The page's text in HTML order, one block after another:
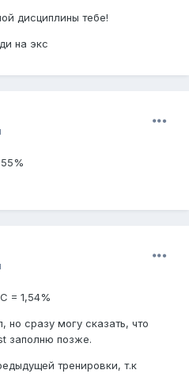
плохое питание,
на состоянии
тянется не то, чтобы
проб и ошибок,
дисциплины тебе!
на экс
= 1,54%
но сразу могу сказать, что
заполню позже.
тренировки, т.к